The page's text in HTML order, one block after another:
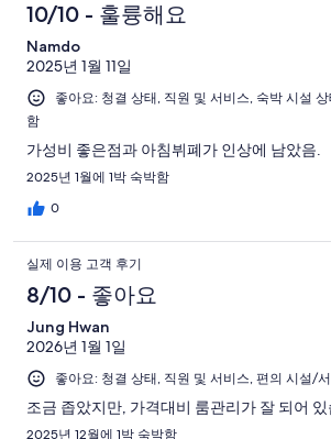
10/10 - 훌륭해요
Namdo
2025년 1월 11일
좋아요: 청결 상태, 직원 및 서비스, 숙박 시설
함
가성비 좋은점과 아침뷔폐가 인상에 남았음.
2025년 1월에 1박 숙박함
0
실제 이용 고객 후기
8/10 - 좋아요
Jung Hwan
2026년 1월 1일
좋아요: 청결 상태, 직원 및 서비스, 편의 시설/
조금 좁았지만, 가격대비 룸관리가 잘 되어
2025년 12월에 1박 숙박함